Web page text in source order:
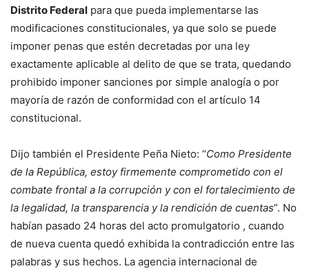
Distrito Federal para que pueda implementarse las
modificaciones constitucionales, ya que solo se puede
imponer penas que estén decretadas por una ley
exactamente aplicable al delito de que se trata, quedando
prohibido imponer sanciones por simple analogía o por
mayoría de razón de conformidad con el artículo 14
constitucional.
Dijo también el Presidente Peña Nieto: “Como Presidente
de la República, estoy firmemente comprometido con el
combate frontal a la corrupción y con el fortalecimiento de
la legalidad, la transparencia y la rendición de cuentas”. No
habían pasado 24 horas del acto promulgatorio , cuando
de nueva cuenta quedó exhibida la contradicción entre las
palabras y sus hechos. La agencia internacional de